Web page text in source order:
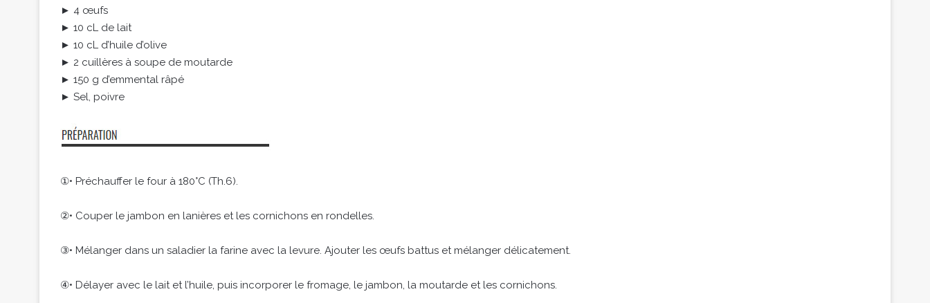
► 4 œufs
► 10 cL de lait
► 10 cL d’huile d’olive
► 2 cuillères à soupe de moutarde
► 150 g d’emmental râpé
► Sel, poivre
①• Préchauffer le four à 180°C (Th.6).
②• Couper le jambon en lanières et les cornichons en rondelles.
③• Mélanger dans un saladier la farine avec la levure. Ajouter les œufs battus et mélanger délicatement.
④• Délayer avec le lait et l’huile, puis incorporer le fromage, le jambon, la moutarde et les cornichons.